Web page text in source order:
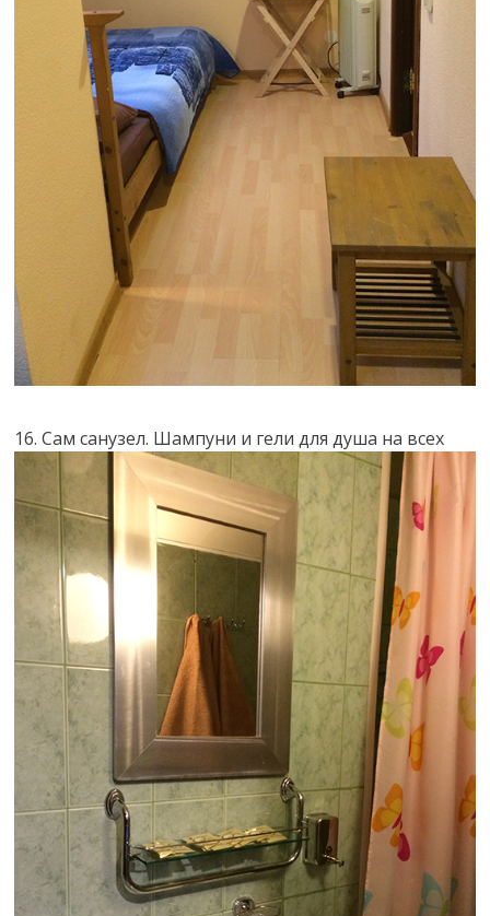
16. Сам санузел. Шампуни и гели для душа на всех